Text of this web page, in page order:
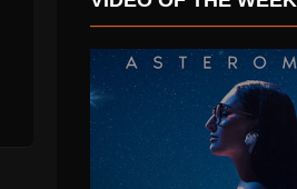
τραγουδιστής στα 81
του Χρόνια.
νέο single.